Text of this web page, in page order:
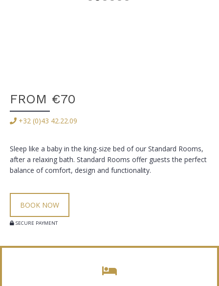
FROM €70
+32 (0)43 42.22.09
Sleep like a baby in the king-size bed of our Standard Rooms,
after a relaxing bath. Standard Rooms offer guests the perfect
balance of comfort, design and functionality.
BOOK NOW
SECURE PAYMENT